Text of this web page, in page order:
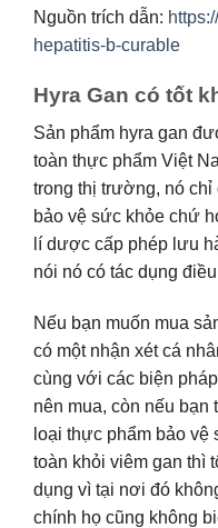
Nguồn trích dẫn:
hepatitis-b-curable
Hyra Gan có tốt
Sản phẩm hyra gan
toàn thực phẩm Việt
trong thị trường, nó chỉ
bảo vệ sức khỏe chứ
lí dược cấp phép lưu
nói nó có tác dụng
Nếu bạn muốn mua
có một nhận xét cá
cùng với các biện
nên mua, còn nếu bạn
loại thực phẩm bảo
toàn khỏi viêm gan thì
dụng vì tại nơi đó
chính họ cũng không